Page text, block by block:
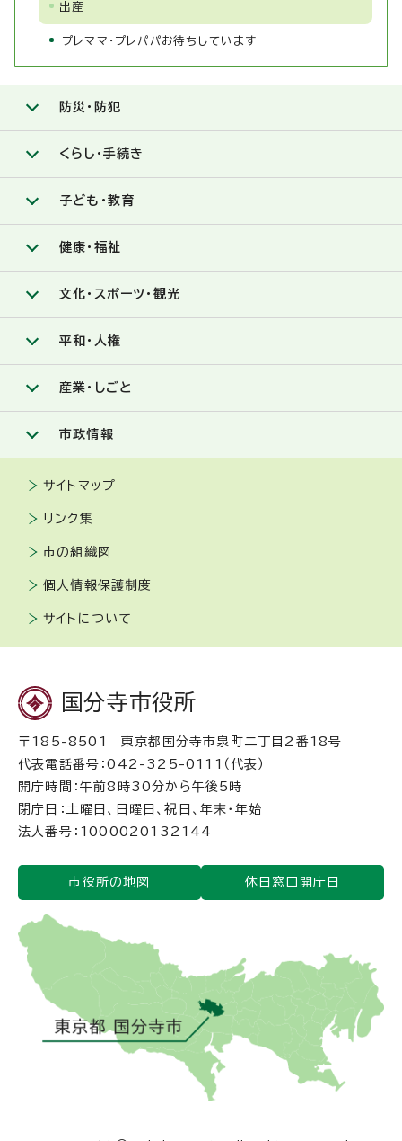
出産
プレママ・プレパパお待ちしています
防災・防犯
くらし・手続き
子ども・教育
健康・福祉
文化・スポーツ・観光
平和・人権
産業・しごと
市政情報
サイトマップ
リンク集
市の組織図
個人情報保護制度
サイトについて
国分寺市役所
〒185-8501 東京都国分寺市泉町二丁目2番18号
代表電話番号：042-325-0111（代表）
開庁時間：午前8時30分から午後5時
閉庁日：土曜日、日曜日、祝日、年末・年始
法人番号：1000020132144
市役所の地図 休日窓口開庁日